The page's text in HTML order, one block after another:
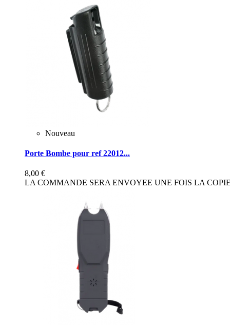
Nouveau
Porte Bombe pour ref 22012...
8,00 €
LA COMMANDE SERA ENVOYEE UNE FOIS LA